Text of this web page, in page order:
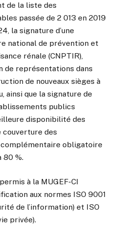
de la liste des
passée de 2 013 en 2019
la signature d’une
national de prévention et
rénale (CNPTIR),
de représentations dans
de nouveaux sièges à
ainsi que la signature de
publics
disponibilité des
couverture des
obligatoire
80 %.
à la MUGEF-CI
aux normes ISO 9001
de l’information) et ISO
privée).